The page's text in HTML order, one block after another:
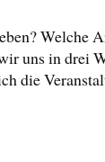
Welche
uns in drei
die